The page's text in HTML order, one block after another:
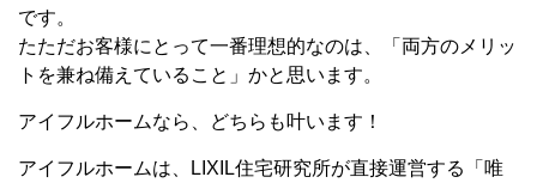
です。
たただお客様にとって一番理想的なのは、「両方のメリッ
トを兼ね備えていること」かと思います。
アイフルホームなら、どちらも叶います！
アイフルホームは、LIXIL住宅研究所が直接運営する「唯